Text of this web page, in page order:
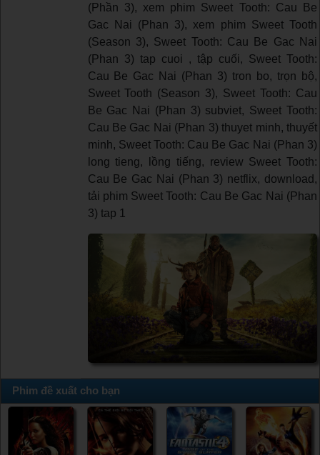
(Phần 3), xem phim Sweet Tooth: Cau Be
Gac Nai (Phan 3), xem phim Sweet Tooth
(Season 3), Sweet Tooth: Cau Be Gac Nai
(Phan 3) tap cuoi , tập cuối, Sweet Tooth:
Cau Be Gac Nai (Phan 3) tron bo, trọn bộ,
Sweet Tooth (Season 3), Sweet Tooth: Cau
Be Gac Nai (Phan 3) subviet, Sweet Tooth:
Cau Be Gac Nai (Phan 3) thuyet minh, thuyết
minh, Sweet Tooth: Cau Be Gac Nai (Phan 3)
long tieng, lồng tiếng, review Sweet Tooth:
Cau Be Gac Nai (Phan 3) netflix, download,
tải phim Sweet Tooth: Cau Be Gac Nai (Phan
3) tap 1
Phim đề xuất cho bạn